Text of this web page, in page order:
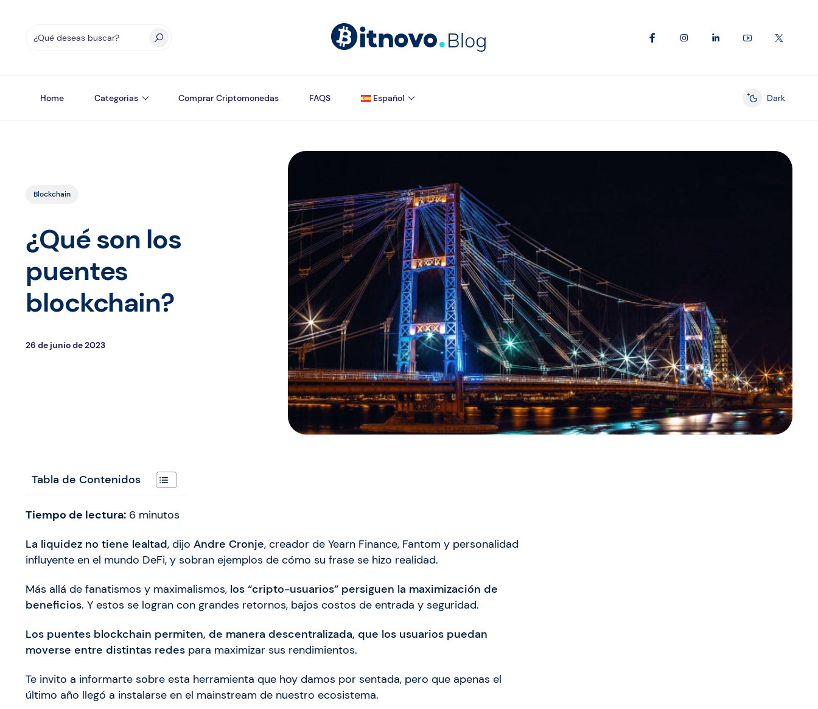
Home Categorias Comprar Criptomonedas FAQS Español
Enable dark
Dark
Blockchain
¿Qué son los
puentes
blockchain?
26 de junio de 2023
Tabla de Contenidos
Tiempo de lectura: 6 minutos
La liquidez no tiene lealtad, dijo Andre Cronje, creador de Yearn Finance, Fantom y personalidad
influyente en el mundo DeFi, y sobran ejemplos de cómo su frase se hizo realidad.
Más allá de fanatismos y maximalismos, los “cripto-usuarios” persiguen la maximización de
beneficios. Y estos se logran con grandes retornos, bajos costos de entrada y seguridad.
Los puentes blockchain permiten, de manera descentralizada, que los usuarios puedan
moverse entre distintas redes para maximizar sus rendimientos.
Te invito a informarte sobre esta herramienta que hoy damos por sentada, pero que apenas el
último año llegó a instalarse en el mainstream de nuestro ecosistema.